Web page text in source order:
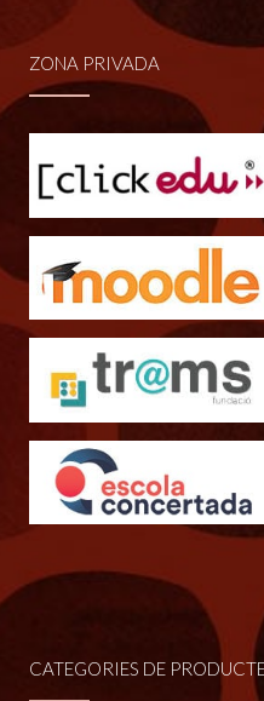
triar
a
la
pàgina
del
producte
ZONA PRIVADA
CATEGORIES DE